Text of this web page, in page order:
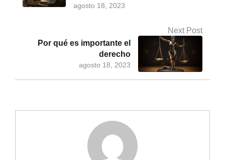
agosto 18, 2023
Next Post
agosto 18, 2023
Por qué es importante el
derecho